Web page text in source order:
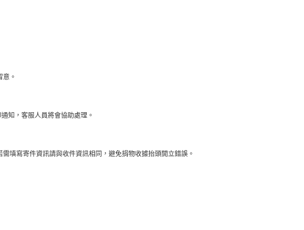
。
知，客服人員將會協助處理。
填寫寄件資訊請與收件資訊相同，避免捐物收據抬頭開立錯誤。